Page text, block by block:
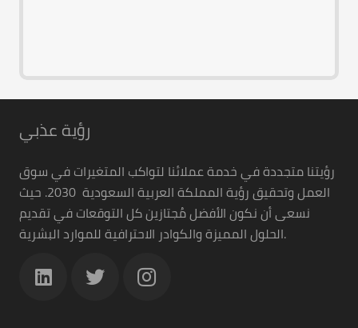
رؤية عذبي
رؤيتنا متجددة في خدمة عملائنا لتواكب المتغيرات في سوق
العمل وتحقيق رؤية المملكة العربية السعودية 2030. حيث
نسعى أن نكون الأفضل مُجتازين كل التوقعات في تقديم
الحلول المميزة والكوادر الاحترافية للموارد البشرية.